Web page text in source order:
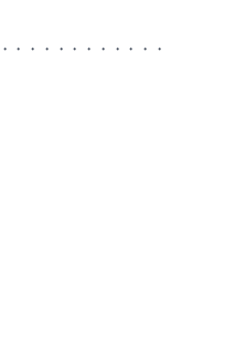
・・・・・・・・・・・